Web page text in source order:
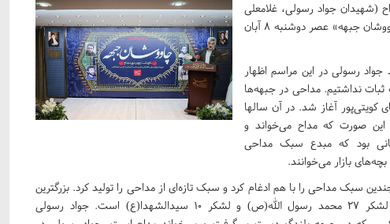
(شهیدان جواد رسولی، غلامعلی
رجبی، محسن گلستانی، حسین معزغلامی) با عنوان «چاووشان جبهه» عصر دوشنبه 8 آبان
رسولی در این مراسم اظهار
شد و ما تا 6 ماه اول جنگ ثبات نداشتیم. مداحی در جبهه‌ها
کویتی‌پور آغاز شد. در آن سالها
این صورت که مداح می‌خواند و
بود که مبدع سبک مداحی
بازار می‌خوانند.
سبک مداحی را با هم ادغام کرد و سبک تازه‌ای از مداحی را تولید کرد. بزرگترین
ویژگی جواد رسولی این بود که جواد بانی هیئت‌های لشکر 27 محمد رسول الله(ص) و لشکر 10 سیدالشهدا(ع) است. جواد رسولی